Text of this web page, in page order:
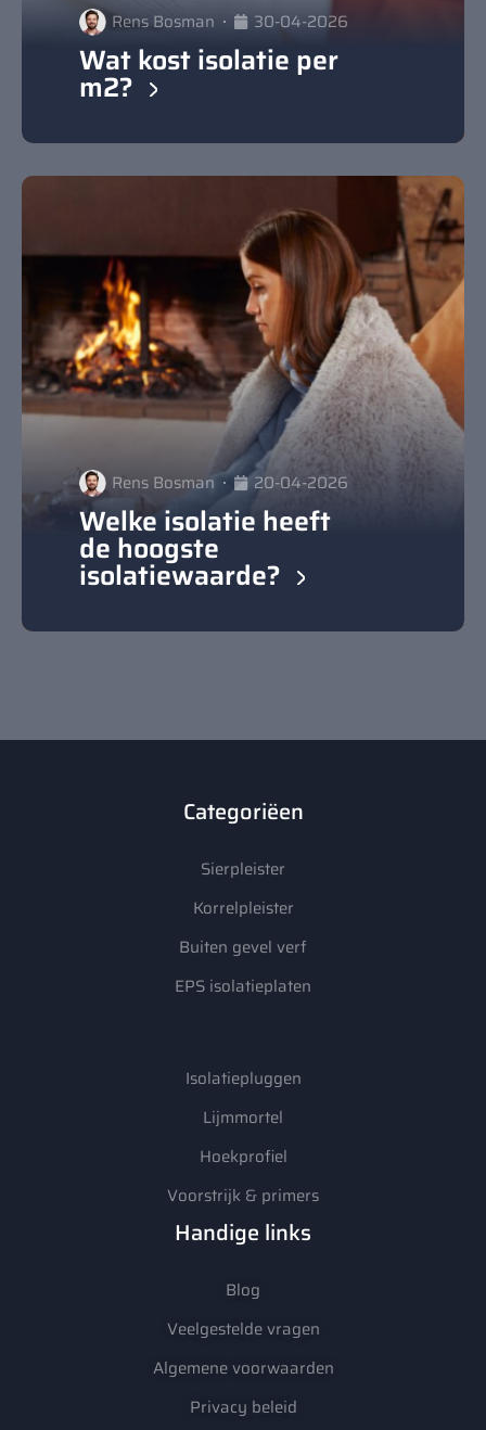
Rens Bosman 30-04-2026
Wat kost isolatie per
m2?
Rens Bosman 20-04-2026
Welke isolatie heeft
de hoogste
isolatiewaarde?
Categoriëen
Sierpleister
Korrelpleister
Buiten gevel verf
EPS isolatieplaten
Isolatiepluggen
Lijmmortel
Hoekprofiel
Voorstrijk & primers
Handige links
Blog
Veelgestelde vragen
Algemene voorwaarden
Privacy beleid